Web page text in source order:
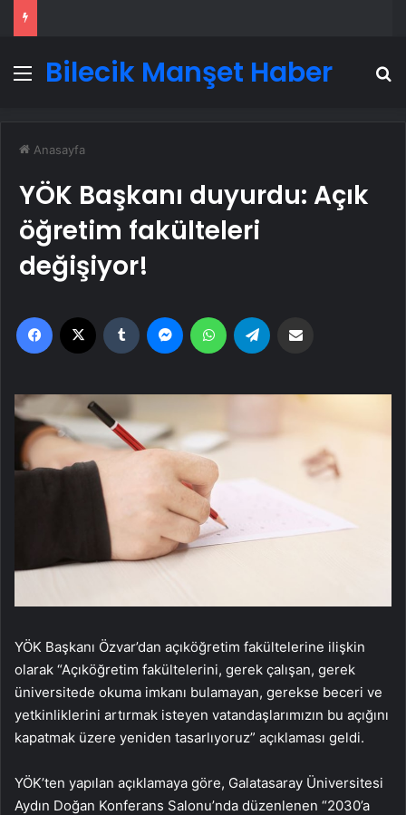
Menü
Bilecik Manşet Haber
Anasayfa
YÖK Başkanı duyurdu: Açık
öğretim fakülteleri
değişiyor!
Facebook Tumblr MessengerWhatsApp
YÖK Başkanı Özvar’dan açıköğretim fakültelerine ilişkin
olarak “Açıköğretim fakültelerini, gerek çalışan, gerek
üniversitede okuma imkanı bulamayan, gerekse beceri ve
yetkinliklerini artırmak isteyen vatandaşlarımızın bu açığını
kapatmak üzere yeniden tasarlıyoruz” açıklaması geldi.
YÖK’ten yapılan açıklamaya göre, Galatasaray Üniversitesi
Aydın Doğan Konferans Salonu’nda düzenlenen “2030’a